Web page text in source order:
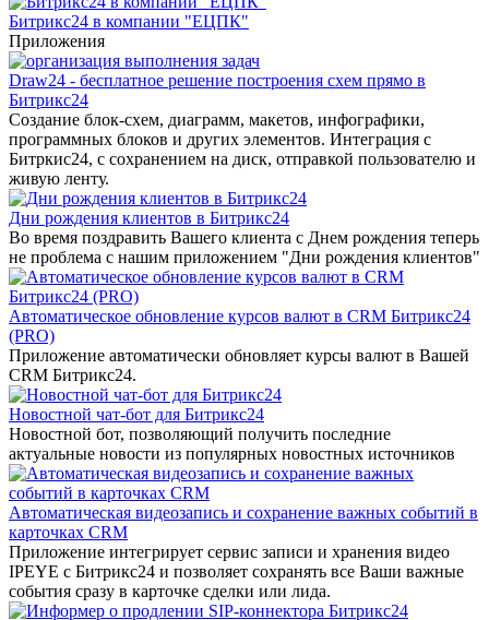
Битрикс24 в компании "ЕЦПК"
Приложения
Draw24 - бесплатное решение построения схем прямо в
Битрикс24
Создание блок-схем, диаграмм, макетов, инфографики,
программных блоков и других элементов. Интеграция с
Битркис24, с сохранением на диск, отправкой пользователю и
живую ленту.
Дни рождения клиентов в Битрикс24
Во время поздравить Вашего клиента с Днем рождения теперь
не проблема с нашим приложением "Дни рождения клиентов"
Автоматическое обновление курсов валют в CRM Битрикс24
(PRO)
Приложение автоматически обновляет курсы валют в Вашей
CRM Битрикс24.
Новостной чат-бот для Битрикс24
Новостной бот, позволяющий получить последние
актуальные новости из популярных новостных источников
Автоматическая видеозапись и сохранение важных событий в
карточках CRM
Приложение интегрирует сервис записи и хранения видео
IPEYE с Битрикс24 и позволяет сохранять все Ваши важные
события сразу в карточке сделки или лида.